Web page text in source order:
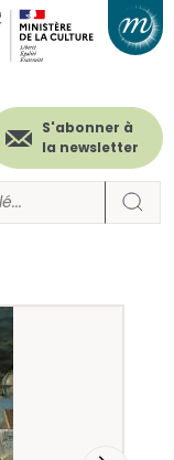
S'abonner à
la newsletter